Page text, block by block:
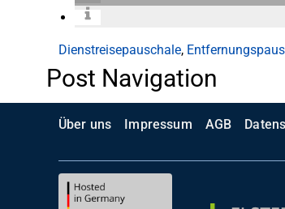
Dienstreisepauschale,
Post Navigation
Über uns Impressum AGB